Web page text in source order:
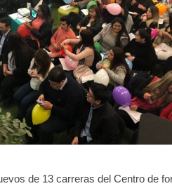
de 13 carreras del Centro de